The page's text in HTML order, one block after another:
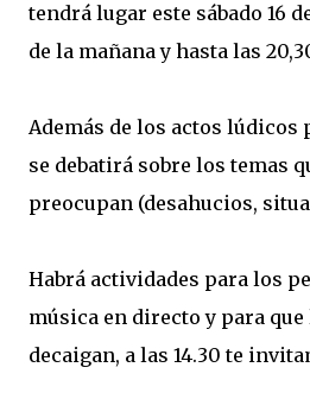
tendrá lugar este sábado 16
de la mañana y hasta las
Además de los actos lúdicos
se debatirá sobre los temas
preocupan (desahucios,
Habrá actividades para los
música en directo y para
decaigan, a las 14.30 te